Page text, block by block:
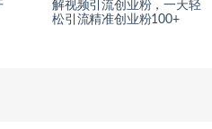
解视频引流创业粉，一天轻
松引流精准创业粉100+